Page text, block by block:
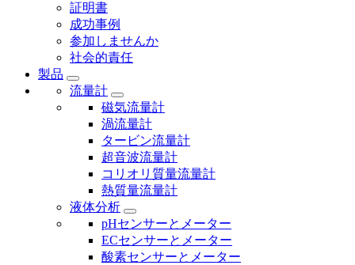
証明書
成功事例
参加しませんか
社会的責任
製品
流量計
磁気流量計
渦流量計
タービン流量計
超音波流量計
コリオリ質量流量計
熱質量流量計
液体分析
pHセンサーとメーター
ECセンサーとメーター
酸素センサーとメーター